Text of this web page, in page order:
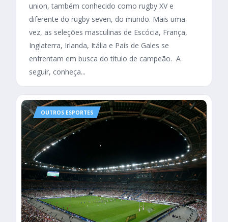
union, também conhecido como rugby XV e
diferente do rugby seven, do mundo. Mais uma
vez, as seleções masculinas de Escócia, França,
Inglaterra, Irlanda, Itália e País de Gales se
enfrentam em busca do título de campeão. A
seguir, conheça...
OUTROS ESPORTES